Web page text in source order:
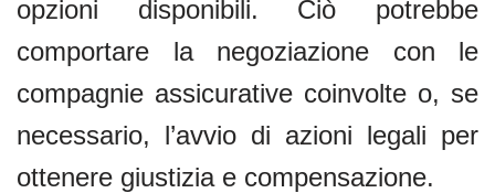
opzioni disponibili. Ciò potrebbe
comportare la negoziazione con le
compagnie assicurative coinvolte o, se
necessario, l’avvio di azioni legali per
ottenere giustizia e compensazione.